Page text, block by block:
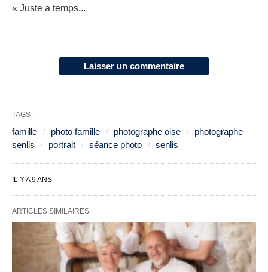
« Juste a temps...
Laisser un commentaire
TAGS :
famille photo famille photographe oise
photographe
senlis
portrait séance photo senlis
IL Y A 9 ANS
ARTICLES SIMILAIRES